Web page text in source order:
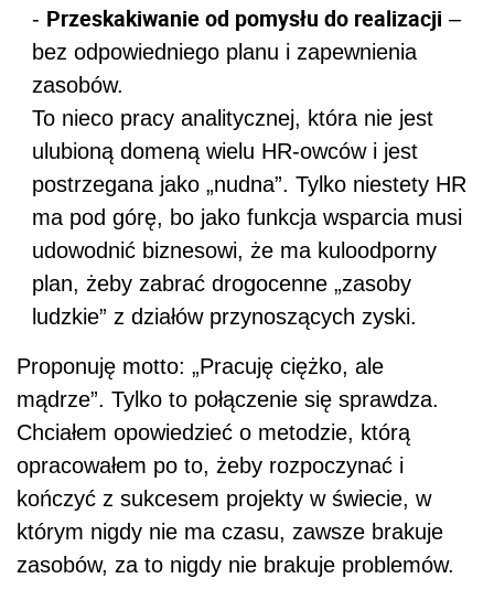
- Przeskakiwanie od pomysłu do realizacji –
bez odpowiedniego planu i zapewnienia
zasobów.
To nieco pracy analitycznej, która nie jest
ulubioną domeną wielu HR-owców i jest
postrzegana jako „nudna”. Tylko niestety HR
ma pod górę, bo jako funkcja wsparcia musi
udowodnić biznesowi, że ma kuloodporny
plan, żeby zabrać drogocenne „zasoby
ludzkie” z działów przynoszących zyski.
Proponuję motto: „Pracuję ciężko, ale
mądrze”. Tylko to połączenie się sprawdza.
Chciałem opowiedzieć o metodzie, którą
opracowałem po to, żeby rozpoczynać i
kończyć z sukcesem projekty w świecie, w
którym nigdy nie ma czasu, zawsze brakuje
zasobów, za to nigdy nie brakuje problemów.